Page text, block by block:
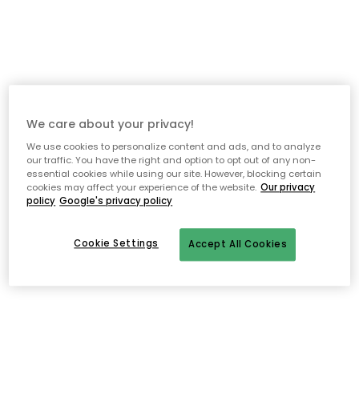
We care about your privacy!
We use cookies to personalize content and ads, and to analyze
our traffic. You have the right and option to opt out of any non-
essential cookies while using our site. However, blocking certain
cookies may affect your experience of the website. Our privacy
policy Google's privacy policy
Accept All Cookies
Cookie Settings